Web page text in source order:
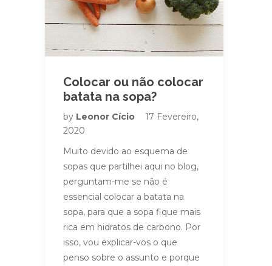
Colocar ou não colocar
batata na sopa?
by Leonor Cício
17 Fevereiro,
2020
Muito devido ao esquema de
sopas que partilhei aqui no blog,
perguntam-me se não é
essencial colocar a batata na
sopa, para que a sopa fique mais
rica em hidratos de carbono. Por
isso, vou explicar-vos o que
penso sobre o assunto e porque